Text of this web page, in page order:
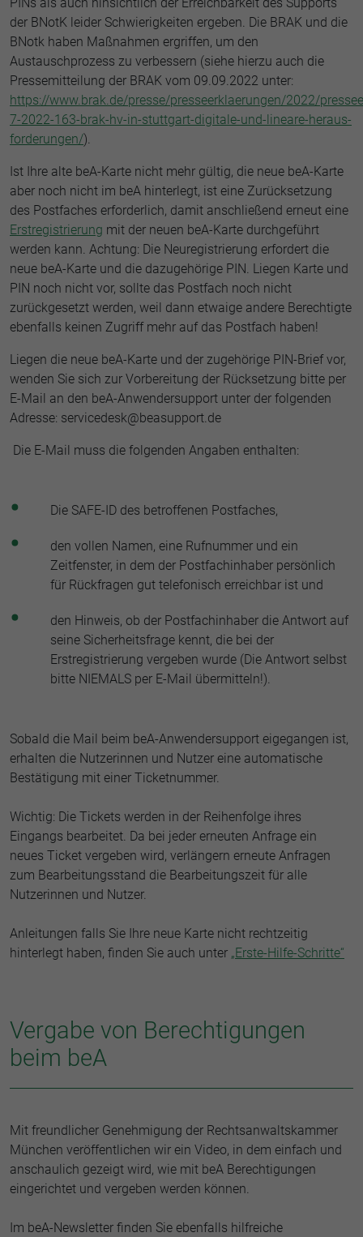
der BNotK leider Schwierigkeiten ergeben. Die BRAK und die
BNotk haben Maßnahmen ergriffen, um den
Austauschprozess zu verbessern (siehe hierzu auch die
Pressemitteilung der BRAK vom 09.09.2022 unter:
https://www.brak.de/presse/presseerklaerungen/2022/
7-2022-163-brak-hv-in-stuttgart-digitale-und-lineare-heraus-
forderungen/).
Ist Ihre alte beA-Karte nicht mehr gültig, die neue beA-Karte
aber noch nicht im beA hinterlegt, ist eine Zurücksetzung
des Postfaches erforderlich, damit anschließend erneut eine
Erstregistrierung mit der neuen beA-Karte durchgeführt
werden kann. Achtung: Die Neuregistrierung erfordert die
neue beA-Karte und die dazugehörige PIN. Liegen Karte und
PIN noch nicht vor, sollte das Postfach noch nicht
zurückgesetzt werden, weil dann etwaige andere Berechtigte
ebenfalls keinen Zugriff mehr auf das Postfach haben!
Liegen die neue beA-Karte und der zugehörige PIN-Brief vor,
wenden Sie sich zur Vorbereitung der Rücksetzung bitte per
E-Mail an den beA-Anwendersupport unter der folgenden
Adresse: servicedesk@beasupport.de
Die E-Mail muss die folgenden Angaben enthalten:
Die SAFE-ID des betroffenen Postfaches,
den vollen Namen, eine Rufnummer und ein
Zeitfenster, in dem der Postfachinhaber persönlich
für Rückfragen gut telefonisch erreichbar ist und
den Hinweis, ob der Postfachinhaber die Antwort auf
seine Sicherheitsfrage kennt, die bei der
Erstregistrierung vergeben wurde (Die Antwort selbst
bitte NIEMALS per E-Mail übermitteln!).
Sobald die Mail beim beA-Anwendersupport eigegangen ist,
erhalten die Nutzerinnen und Nutzer eine automatische
Bestätigung mit einer Ticketnummer.
Wichtig: Die Tickets werden in der Reihenfolge ihres
Eingangs bearbeitet. Da bei jeder erneuten Anfrage ein
neues Ticket vergeben wird, verlängern erneute Anfragen
zum Bearbeitungsstand die Bearbeitungszeit für alle
Nutzerinnen und Nutzer.
Anleitungen falls Sie Ihre neue Karte nicht rechtzeitig
hinterlegt haben, finden Sie auch unter „Erste-Hilfe-Schritte“
Vergabe von Berechtigungen
beim beA
Mit freundlicher Genehmigung der Rechtsanwaltskammer
München veröffentlichen wir ein Video, in dem einfach und
anschaulich gezeigt wird, wie mit beA Berechtigungen
eingerichtet und vergeben werden können.
Im beA-Newsletter finden Sie ebenfalls hilfreiche